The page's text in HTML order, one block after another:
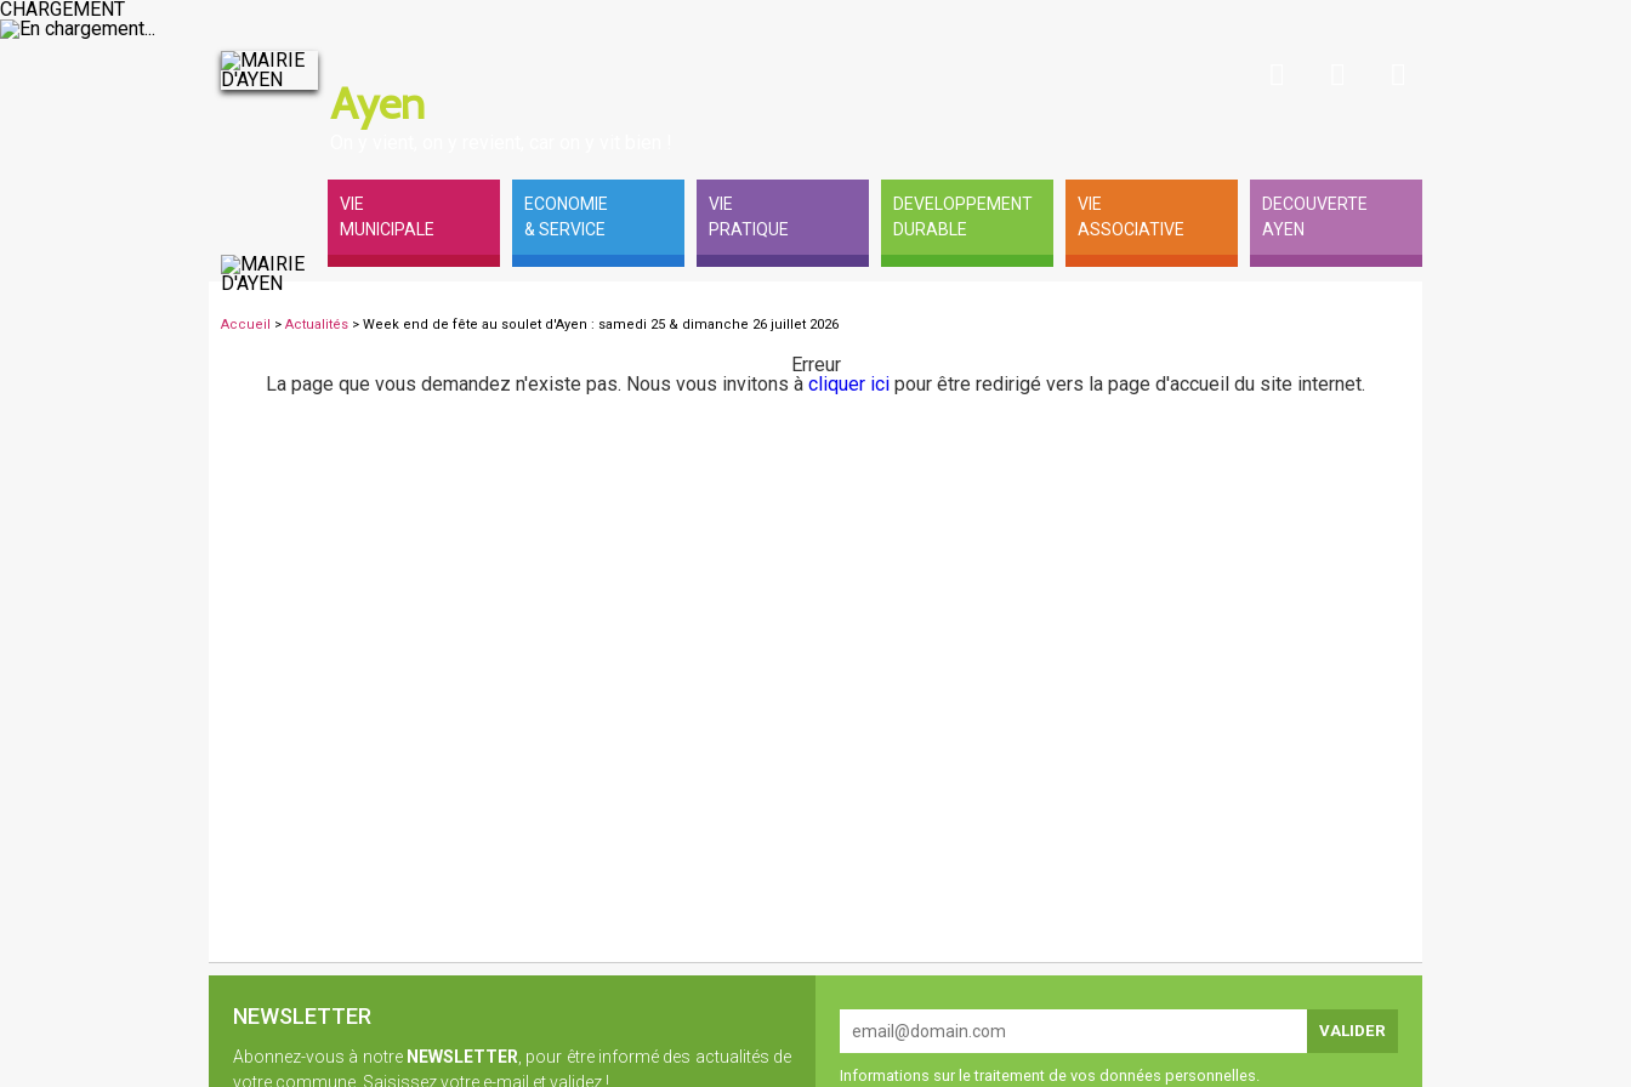
CHARGEMENT
Ayen
VIE
MUNICIPALE
ECONOMIE
& SERVICE
VIE
PRATIQUE
DEVELOPPEMENT
DURABLE
VIE
ASSOCIATIVE
DECOUVERTE
AYEN
Accueil > Actualités > Week end de fête au soulet d'Ayen : samedi 25 & dimanche 26 juillet 2026
Erreur
La page que vous demandez n'existe pas. Nous vous invitons à cliquer ici pour être redirigé vers la page d'accueil du site internet.
NEWSLETTER
Abonnez-vous à notre NEWSLETTER , pour être informé des actualités de
votre commune. Saisissez votre e-mail et validez !
Informations sur le traitement de vos données personnelles.